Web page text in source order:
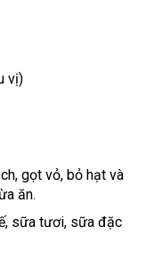
vị)
gọt vỏ, bỏ hạt và
ăn.
sữa tươi, sữa đặc